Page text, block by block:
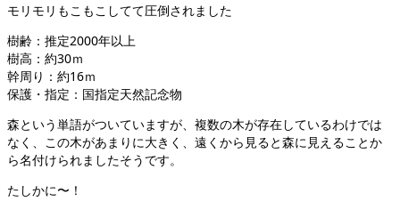
モリモリもこもこしてて圧倒されました
樹齢：推定2000年以上
樹高：約30ｍ
幹周り：約16ｍ
保護・指定：国指定天然記念物
森という単語がついていますが、複数の木が存在しているわけでは
なく、この木があまりに大きく、遠くから見ると森に見えることか
ら名付けられましたそうです。
たしかに〜！